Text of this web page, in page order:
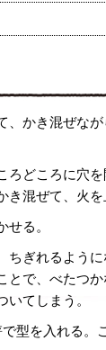
かき混ぜなが
どころに穴
混ぜて、火
る。
ぎれるよう
で、べたつか
てしまう。
型を入れる。